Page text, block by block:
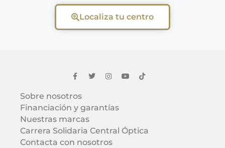
Localiza tu centro
Sobre nosotros
Financiación y garantías
Nuestras marcas
Carrera Solidaria Central Óptica
Contacta con nosotros